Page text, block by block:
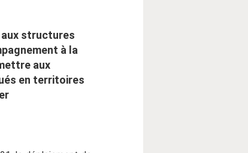
structures
à la
aux
en territoires